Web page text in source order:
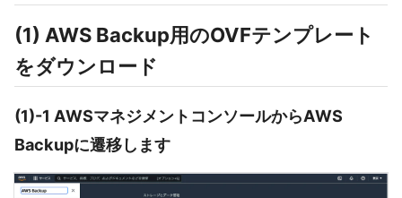
(1) AWS Backup用のOVFテンプレート
をダウンロード
(1)-1 AWSマネジメントコンソールからAWS
Backupに遷移します